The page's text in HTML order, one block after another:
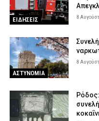
ΕΙΔΗΣΕΙΣ 7 Αυγούστου 2026
Σέρρες: «Κάτι απέσπασε την
ΕΙΔΗΣΕΙΣ 7 Αυγούστου 2026
Εντατικοποιούνται οι
και πέντε «λουκέτα» στη
7 Αυγούστου 2026
ΕΙΔΗΣΕΙΣ 8
ΑΣΤΥΝΟΜΙΑ
8